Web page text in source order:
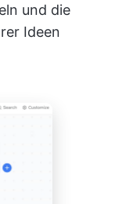
und die
Ideen